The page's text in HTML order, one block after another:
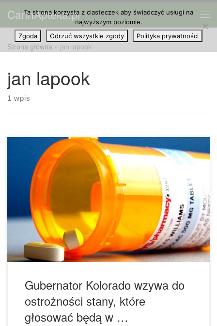
Przejdź do treści
CannApteka.pl
Strona główna » jan lapook
jan lapook
1 wpis
Gubernator Kolorado, John Hickenlooper, prosi o
ostrożność pięć stanów, które głosować będą niedługo na
zalegalizowanie rekreacyjnej marihuany. Wciąż nie ma
wystarczająco istotnych i wiarygodnych informacji na temat
wpływu leku, szczególnie na kierowców i młodzież, mówi
doktor Jan LaPook. Obecnie tylko pięć procent populacji
USA mieszka w stanach, gdzie rekreacyjna marihuana […]
Gubernator Kolorado wzywa do
ostrożności stany, które
głosować będą w …
Ta strona korzysta z ciasteczek aby świadczyć usługi na
najwyższym poziomie.
Zgoda
Odrzuć wszystkie zgody Polityka prywatności